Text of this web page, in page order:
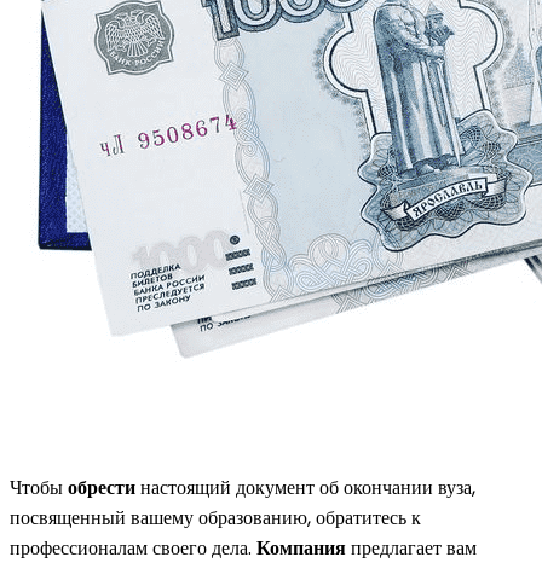
Чтобыобрестинастоящий документ об окончании вуза,
посвященный вашему образованию, обратитесь к
профессионалам своего дела. Компанияпредлагает вам